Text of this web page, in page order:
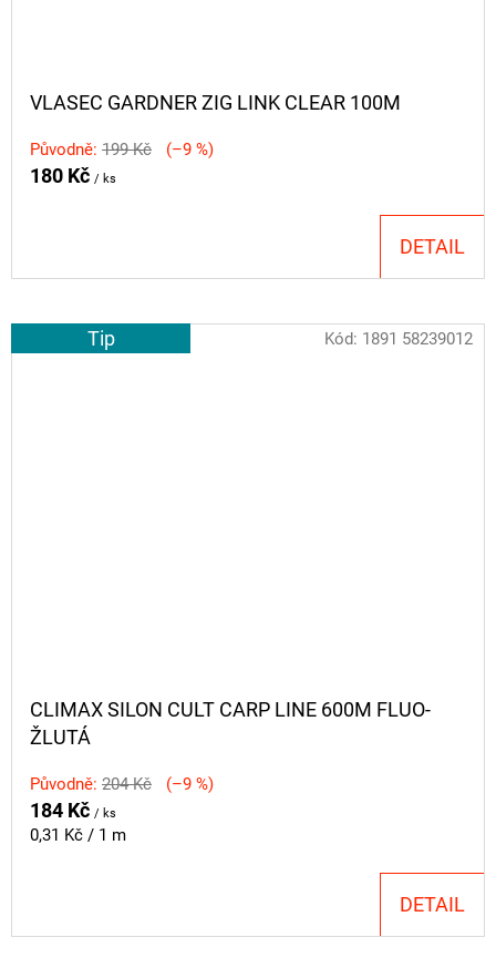
VLASEC GARDNER ZIG LINK CLEAR 100M
Původně: 199 Kč (–9 %)
180 Kč / ks
DETAIL
Tip
CLIMAX SILON CULT CARP LINE 600M FLUO-
ŽLUTÁ
Původně: 204 Kč (–9 %)
184 Kč / ks
Měrná
0,31 Kč / 1 m
DETAIL
Kód: 1891 58239012